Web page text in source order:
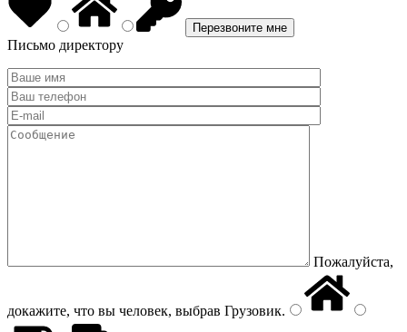
Письмо директору
Пожалуйста,
докажите, что вы человек, выбрав Грузовик.